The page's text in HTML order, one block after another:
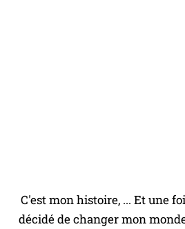
C'est mon histoire, ... Et une
décidé de changer mon